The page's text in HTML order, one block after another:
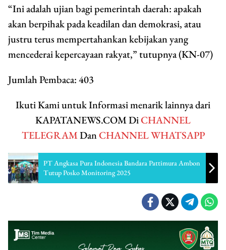
“Ini adalah ujian bagi pemerintah daerah: apakah
akan berpihak pada keadilan dan demokrasi, atau
justru terus mempertahankan kebijakan yang
mencederai kepercayaan rakyat,” tutupnya (KN-07)
Jumlah Pembaca:403
Ikuti Kami untuk Informasi menarik lainnya dari
KAPATANEWS.COM DiCHANNEL
TELEGRAMDanCHANNEL WHATSAPP
PT Angkasa Pura Indonesia Bandara Pattimura Ambon
Tutup Posko Monitoring 2025